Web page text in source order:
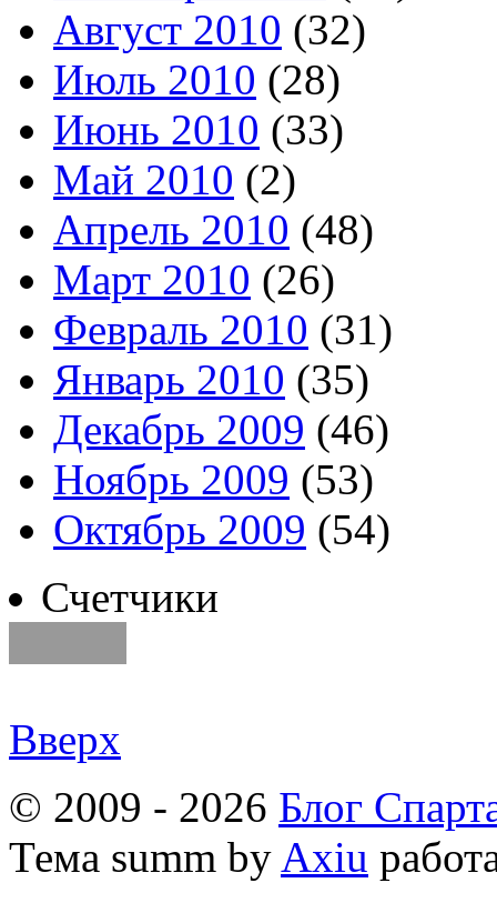
Август 2010 (32)
Июль 2010 (28)
Июнь 2010 (33)
Май 2010 (2)
Апрель 2010 (48)
Март 2010 (26)
Февраль 2010 (31)
Январь 2010 (35)
Декабрь 2009 (46)
Ноябрь 2009 (53)
Октябрь 2009 (54)
Счетчики
Вверх
© 2009 - 2026 Блог
Тема summ by Axiu